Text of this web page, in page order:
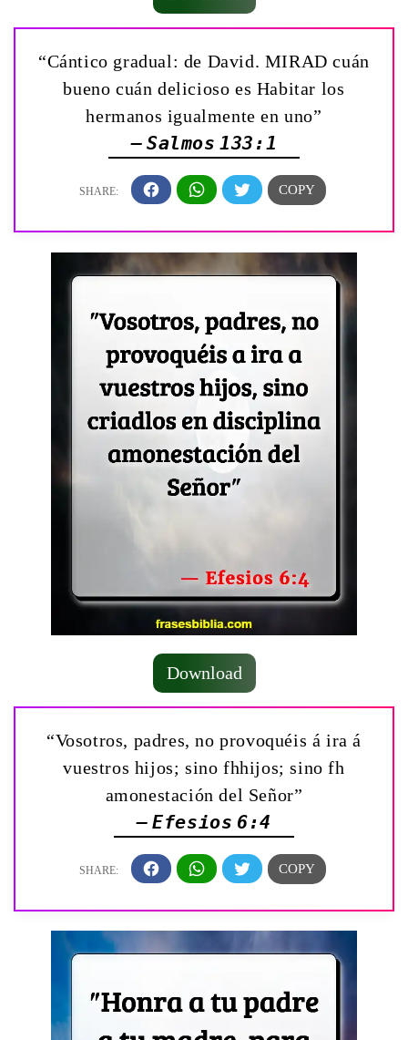
“Cántico gradual: de David. ­MIRAD cuán
bueno cuán delicioso es Habitar los
hermanos igualmente en uno”
— Salmos 133:1
Download
“Vosotros, padres, no provoquéis á ira á
vuestros hijos; sino fhhijos; sino fh
amonestación del Señor”
— Efesios 6:4